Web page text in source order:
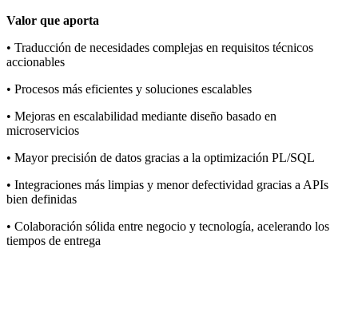
Valor que aporta
• Traducción de necesidades complejas en requisitos técnicos
accionables
• Procesos más eficientes y soluciones escalables
• Mejoras en escalabilidad mediante diseño basado en
microservicios
• Mayor precisión de datos gracias a la optimización PL/SQL
• Integraciones más limpias y menor defectividad gracias a APIs
bien definidas
• Colaboración sólida entre negocio y tecnología, acelerando los
tiempos de entrega